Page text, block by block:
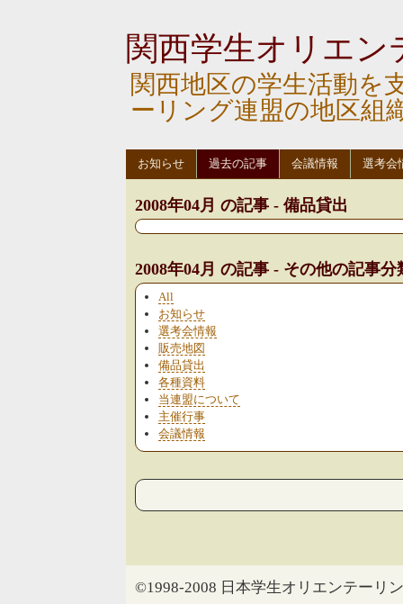
関西学生オリエン
関西地区の学生活動を
ーリング連盟の地区組
お知らせ 過去の記事 会議情報 選考会
2008年04月 の記事 - 備品貸出
2008年04月 の記事 - その他の記事分
All
お知らせ
選考会情報
販売地図
備品貸出
各種資料
当連盟について
主催行事
会議情報
©1998-2008 日本学生オリエンテーリ